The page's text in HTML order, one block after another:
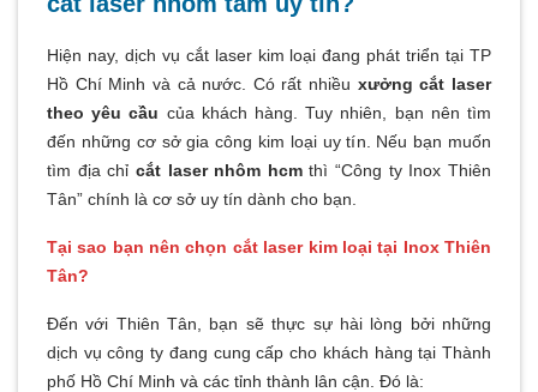
Hiện nay, dịch vụ cắt laser kim loại đang phát triển tại TP
Hồ Chí Minh và cả nước. Có rất nhiều xưởng cắt laser
theo yêu cầu của khách hàng. Tuy nhiên, bạn nên tìm
đến những cơ sở gia công kim loại uy tín. Nếu bạn muốn
tìm địa chỉ cắt laser nhôm hcmthì “Công ty Inox Thiên
Tân” chính là cơ sở uy tín dành cho bạn.
Tại sao bạn nên chọn cắt laser kim loại tại Inox Thiên
Tân?
Đến với Thiên Tân, bạn sẽ thực sự hài lòng bởi những
dịch vụ công ty đang cung cấp cho khách hàng tại Thành
phố Hồ Chí Minh và các tỉnh thành lân cận. Đó là: